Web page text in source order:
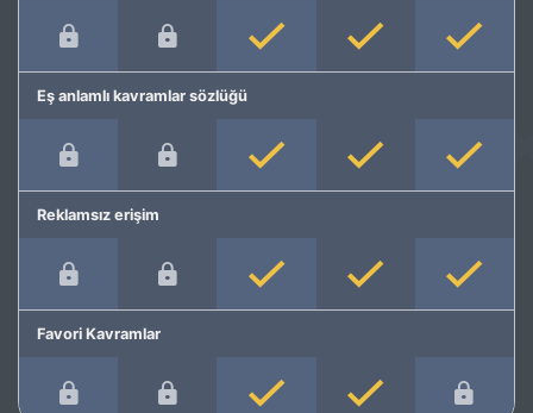
Eş anlamlı kavramlar sözlüğü
Reklamsız erişim
Favori Kavramlar